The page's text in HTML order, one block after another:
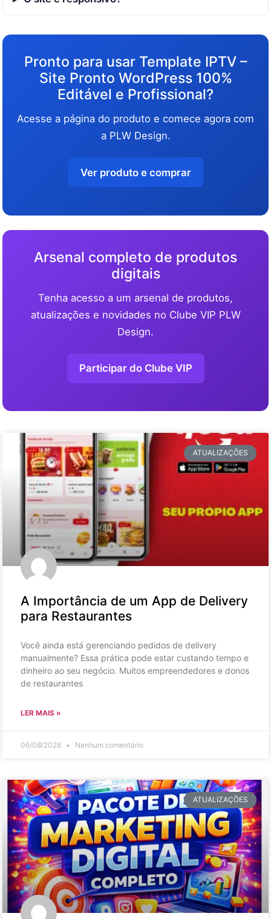
Pronto para usar Template IPTV –
Site Pronto WordPress 100%
Editável e Profissional?
Acesse a página do produto e comece agora com
a PLW Design.
Ver produto e comprar
Arsenal completo de produtos
digitais
Tenha acesso a um arsenal de produtos,
atualizações e novidades no Clube VIP PLW
Design.
Participar do Clube VIP
ATUALIZAÇÕES
A Importância de um App de Delivery
para Restaurantes
Você ainda está gerenciando pedidos de delivery
manualmente? Essa prática pode estar custando tempo e
dinheiro ao seu negócio. Muitos empreendedores e donos
de restaurantes
LER MAIS »
06/08/2026 Nenhum comentário
ATUALIZAÇÕES